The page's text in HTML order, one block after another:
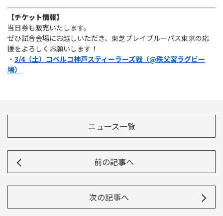
【チケット情報】
当日券も販売いたします。
ぜひ試合会場にお越しいただき、東芝ブレイブルーパス東京の応
援をよろしくお願いします！
・ 3/4（土）コベルコ神戸スティーラーズ戦（@秩父宮ラグビー
場）
ニュース一覧
前の記事へ
次の記事へ